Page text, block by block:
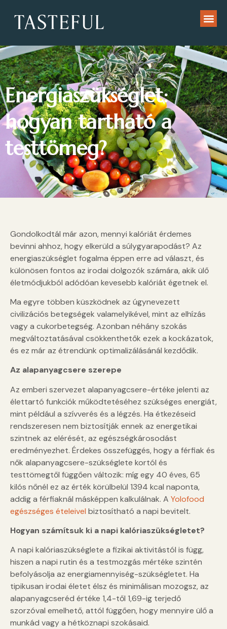
Energiaszükséglet:
hogyan tartható a
testtömeg?
Gondolkodtál már azon, mennyi kalóriát érdemes
bevinni ahhoz, hogy elkerüld a súlygyarapodást? Az
energiaszükséglet fogalma éppen erre ad választ, és
különösen fontos az irodai dolgozók számára, akik ülő
életmódjukból adódóan kevesebb kalóriát égetnek el.
Ma egyre többen küszködnek az úgynevezett
civilizációs betegségek valamelyikével, mint az elhízás
vagy a cukorbetegség. Azonban néhány szokás
megváltoztatásával csökkenthetők ezek a kockázatok,
és ez már az étrendünk optimalizálásánál kezdődik.
Az alapanyagcsere szerepe
Az emberi szervezet alapanyagcsere-értéke jelenti az
élettartó funkciók működtetéséhez szükséges energiát,
mint például a szívverés és a légzés. Ha étkezéseid
rendszeresen nem biztosítják ennek az energetikai
szintnek az elérését, az egészségkárosodást
eredményezhet. Érdekes összefüggés, hogy a férfiak és
nők alapanyagcsere-szükséglete kortól és
testtömegtől függően változik: míg egy 40 éves, 65
kilós nőnél ez az érték körülbelül 1394 kcal naponta,
addig a férfiaknál másképpen kalkulálnak. A Yolofood
egészséges ételeivel biztosítható a napi bevitelt.
Hogyan számítsuk ki a napi kalóriaszükségletet?
A napi kalóriaszükséglete a fizikai aktivitástól is függ,
hiszen a napi rutin és a testmozgás mértéke szintén
befolyásolja az energiamennyiség-szükségletet. Ha
tipikusan irodai életet élsz és minimálisan mozogsz, az
alapanyagcseréd értéke 1,4-től 1,69-ig terjedő
szorzóval emelhető, attól függően, hogy mennyire ülő a
munkád vagy a hétköznapi szokásaid.